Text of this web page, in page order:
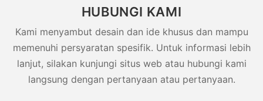
HUBUNGI KAMI
Kami menyambut desain dan ide khusus dan mampu
memenuhi persyaratan spesifik. Untuk informasi lebih
lanjut, silakan kunjungi situs web atau hubungi kami
langsung dengan pertanyaan atau pertanyaan.